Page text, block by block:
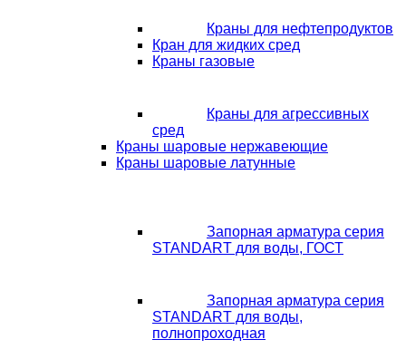
Краны для нефтепродуктов
Кран для жидких сред
Краны газовые
Краны для агрессивных
сред
Краны шаровые нержавеющие
Краны шаровые латунные
Запорная арматура серия
STANDART для воды, ГОСТ
Запорная арматура серия
STANDART для воды,
полнопроходная